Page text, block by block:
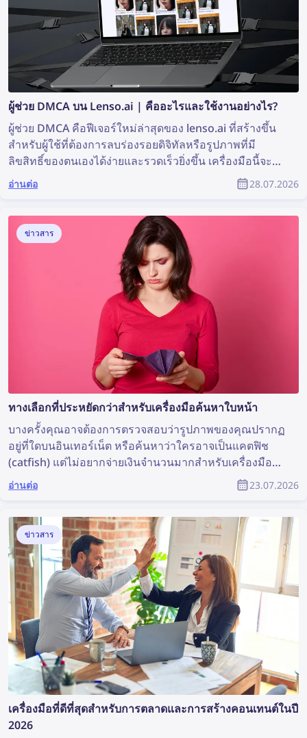
ผู้ช่วย DMCA บน Lenso.ai | คืออะไรและใช้งานอย่างไร?
ผู้ช่วย DMCA คือฟีเจอร์ใหม่ล่าสุดของ lenso.ai ที่สร้างขึ้น
สำหรับผู้ใช้ที่ต้องการลบร่องรอยดิจิทัลหรือรูปภาพที่มี
ลิขสิทธิ์ของตนเองได้ง่ายและรวดเร็วยิ่งขึ้น เครื่องมือนี้จะ
สร้างอีเมลที่พร้อมคัดลอกและวาง เพื่อใช้ส่งคำขอลบเนื้อหา
ตาม DMCA ไปยังเว็บไซต์ที่พบรูปภาพของคุณ อ่านต่อเพื่อดู
ได้อย่างไรด้วยความช่วยเหลือจากผู้ช่วย DMCA ของ
lenso.ai
อ่านต่อ 28.07.2026
ข่าวสาร
ทางเลือกที่ประหยัดกว่าสำหรับเครื่องมือค้นหาใบหน้า
บางครั้งคุณอาจต้องการตรวจสอบว่ารูปภาพของคุณปรากฏ
อยู่ที่ใดบนอินเทอร์เน็ต หรือค้นหาว่าใครอาจเป็นแคตฟิช
(catfish) แต่ไม่อยากจ่ายเงินจำนวนมากสำหรับเครื่องมือ
ค้นหาใบหน้า มาดูทางเลือกที่มีราคาย่อมเยาแต่ยังคงมี
ประสิทธิภาพกัน
อ่านต่อ 23.07.2026
ข่าวสาร
เครื่องมือที่ดีที่สุดสำหรับการตลาดและการสร้างคอนเทนต์ในปี
2026